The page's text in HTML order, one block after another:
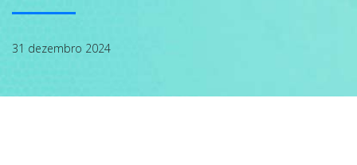
31 dezembro 2024